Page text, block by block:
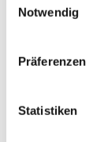
Notwendig
Präferenzen
Statistiken